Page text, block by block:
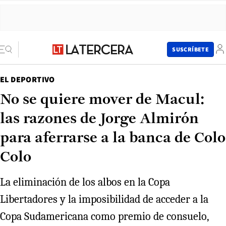
SUSCRÍBETE
EL DEPORTIVO
No se quiere mover de Macul:
las razones de Jorge Almirón
para aferrarse a la banca de Colo
Colo
La eliminación de los albos en la Copa
Libertadores y la imposibilidad de acceder a la
Copa Sudamericana como premio de consuelo,